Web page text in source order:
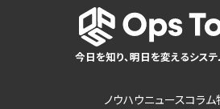
今日を知り、明日を変えるシス
ノウハウニュースコラム